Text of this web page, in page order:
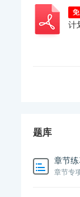
计
题库
章节练
章节专